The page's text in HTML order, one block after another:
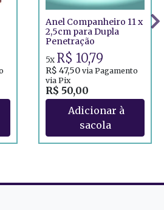
Anel Companheiro 11 x
2,5cm para Dupla
Penetração
R$ 50,00
5x R$ 10,79
R$ 47,50 via Pagamento
via Pix